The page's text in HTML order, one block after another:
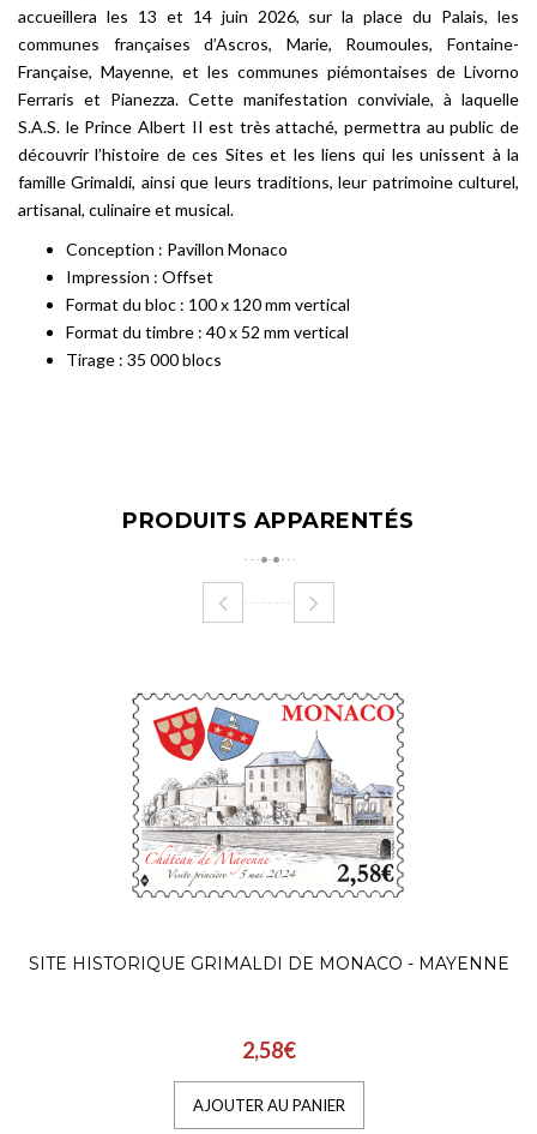
accueillera les 13 et 14 juin 2026, sur la place du Palais, les
communes françaises d’Ascros, Marie, Roumoules, Fontaine-
Française, Mayenne, et les communes piémontaises de Livorno
Ferraris et Pianezza. Cette manifestation conviviale, à laquelle
S.A.S. le Prince Albert II est très attaché, permettra au public de
découvrir l’histoire de ces Sites et les liens qui les unissent à la
famille Grimaldi, ainsi que leurs traditions, leur patrimoine culturel,
artisanal, culinaire et musical.
Conception : Pavillon Monaco
Impression : Offset
Format du bloc : 100 x 120 mm vertical
Format du timbre : 40 x 52 mm vertical
Tirage : 35 000 blocs
PRODUITS APPARENTÉS
SITE HISTORIQUE GRIMALDI DE MONACO - MAYENNE
2,58€
AJOUTER AU PANIER